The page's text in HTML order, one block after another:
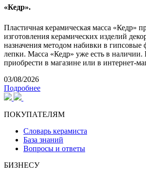
«Кедр».
Пластичная керамическая масса «Кедр»
изготовления керамических изделий
назначения методом набивки в
лепки. Масса «Кедр» уже есть в
приобрести в магазине или в интернет-
03/08/2026
Подробнее
ПОКУПАТЕЛЯМ
Словарь керамиста
База знаний
Вопросы и ответы
БИЗНЕСУ